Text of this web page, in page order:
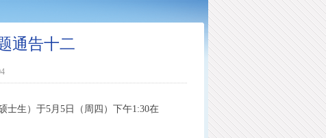
通告十二
士生）于5月5日（周四）下午1:30在